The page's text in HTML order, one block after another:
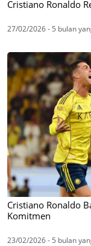
Cristiano Ronaldo
27/02/2026 - 5 bulan
Cristiano Ronaldo
Komitmen
23/02/2026 - 5 bulan